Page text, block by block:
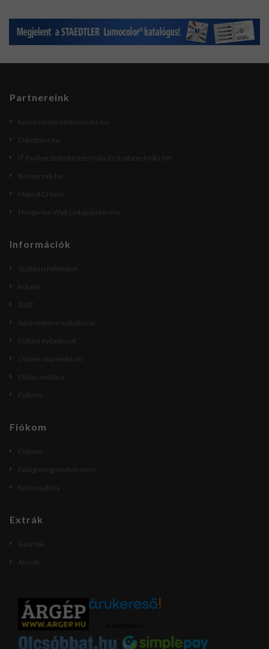
Partnereink
kecskemetirodatechnika.hu
Etikettem.hu
IT Pavilon Számítástechnika és Irodatechnika Kft.
Beszerzek.hu
Maped Creativ
Hungarian Web Linkgyűjtemény
Információk
Szállítási feltételek
Rólunk
ÁSZF
Adatvédelmi nyilatkozat
Elállási nyilatkozat
Online vitarendezés
Elállás indítása
Fiókom
Fiókom
Fiókom
Eddigi megrendeléseim
Kívánságlista
Extrák
Gyártók
Akciók